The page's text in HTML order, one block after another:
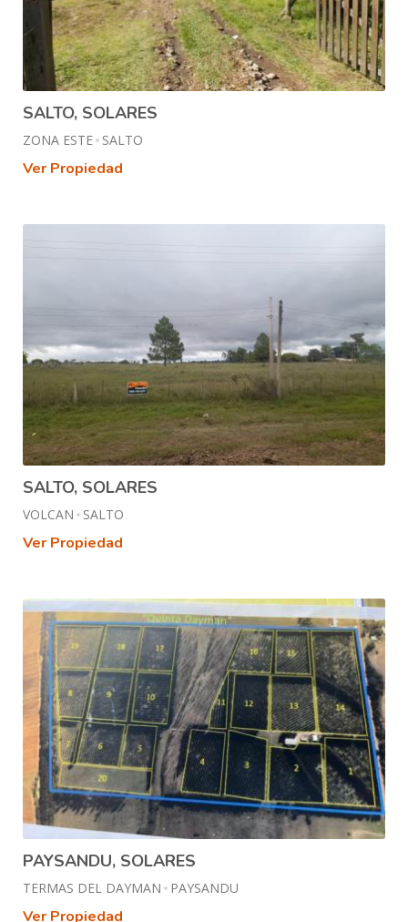
SALTO, SOLARES
ZONA ESTE SALTO
Ver Propiedad
SALTO, SOLARES
VOLCAN SALTO
Ver Propiedad
PAYSANDU, SOLARES
TERMAS DEL DAYMAN PAYSANDU
Ver Propiedad